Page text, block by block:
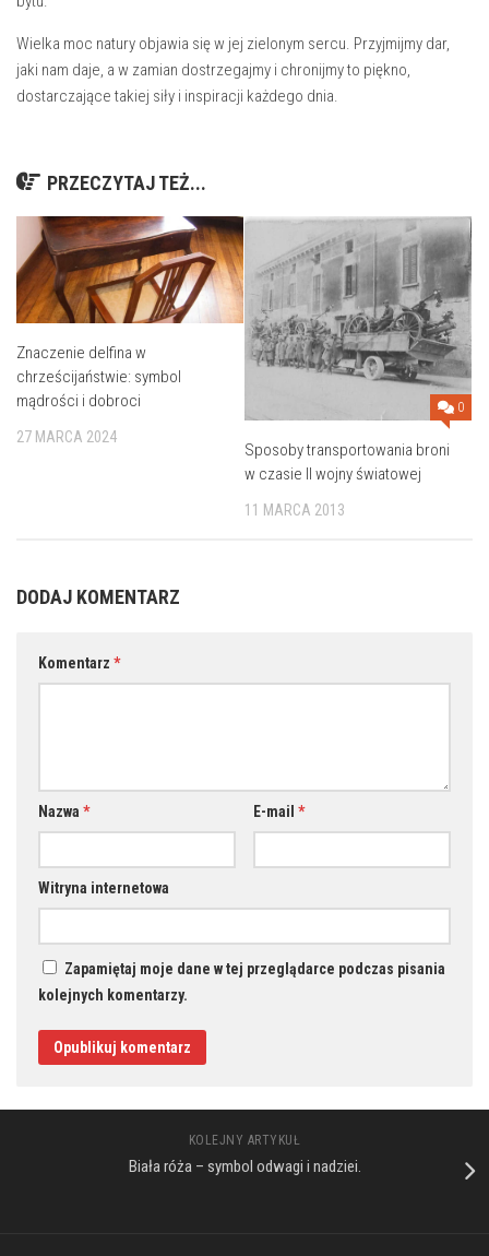
Wielka moc natury ‌objawia się w jej zielonym⁢ sercu. Przyjmijmy dar,
jaki nam daje, a w ⁣zamian dostrzegajmy i chronijmy to piękno,
dostarczające‍ takiej siły i⁤ inspiracji każdego ⁤dnia. ​
PRZECZYTAJ TEŻ...
Znaczenie delfina w
chrześcijaństwie: symbol
mądrości i dobroci
27 MARCA 2024
0
Sposoby transportowania broni
w czasie II wojny światowej
11 MARCA 2013
DODAJ KOMENTARZ
Komentarz *
Nazwa * E-mail *
Witryna internetowa
Zapamiętaj moje dane w tej przeglądarce podczas pisania
kolejnych komentarzy.
KOLEJNY ARTYKUŁ
Biała róża – symbol odwagi i nadziei.